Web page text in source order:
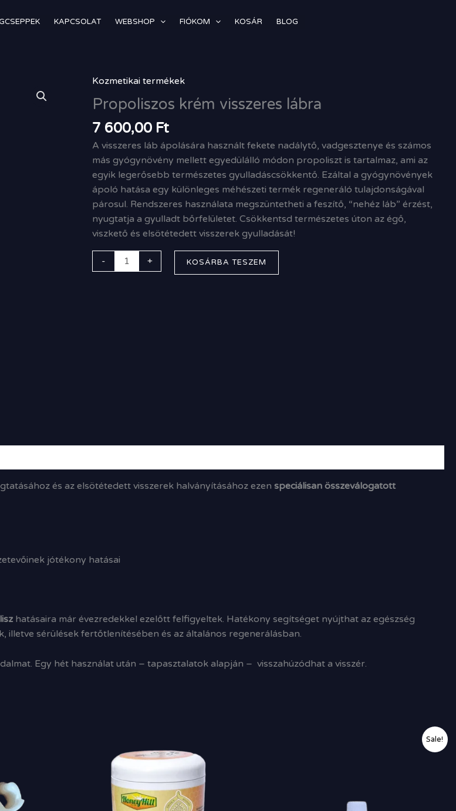
KAPCSOLAT WEBSHOP FIÓKOM KOSÁR BLOG
Kozmetikai termékek
Propoliszos krém visszeres lábra
7 600,00 Ft
A visszeres láb ápolására használt fekete nadálytő, vadgesztenye és számos
más gyógynövény mellett egyedülálló módon propoliszt is tartalmaz, ami az
egyik legerősebb természetes gyulladáscsökkentő. Ezáltal a gyógynövények
ápoló hatása egy különleges méhészeti termék regeneráló tulajdonságával
párosul. Rendszeres használata megszüntetheti a feszítő, “nehéz láb” érzést,
nyugtatja a gyulladt bőrfelületet. Csökkentsd természetes úton az égő,
viszkető és elsötétedett visszerek gyulladását!
-
Propoliszos
krém
visszeres
lábra
mennyiség
+ KOSÁRBA TESZEM
és az elsötétedett visszerek halványításához ezen speciálisan összeválogatott
jótékony hatásai
hatásaira már évezredekkel ezelőtt felfigyeltek. Hatékony segítséget nyújthat az egészség
illetve sérülések fertőtlenítésében és az általános regenerálásban.
Egy hét használat után – tapasztalatok alapján – visszahúzódhat a visszér.
Sale!